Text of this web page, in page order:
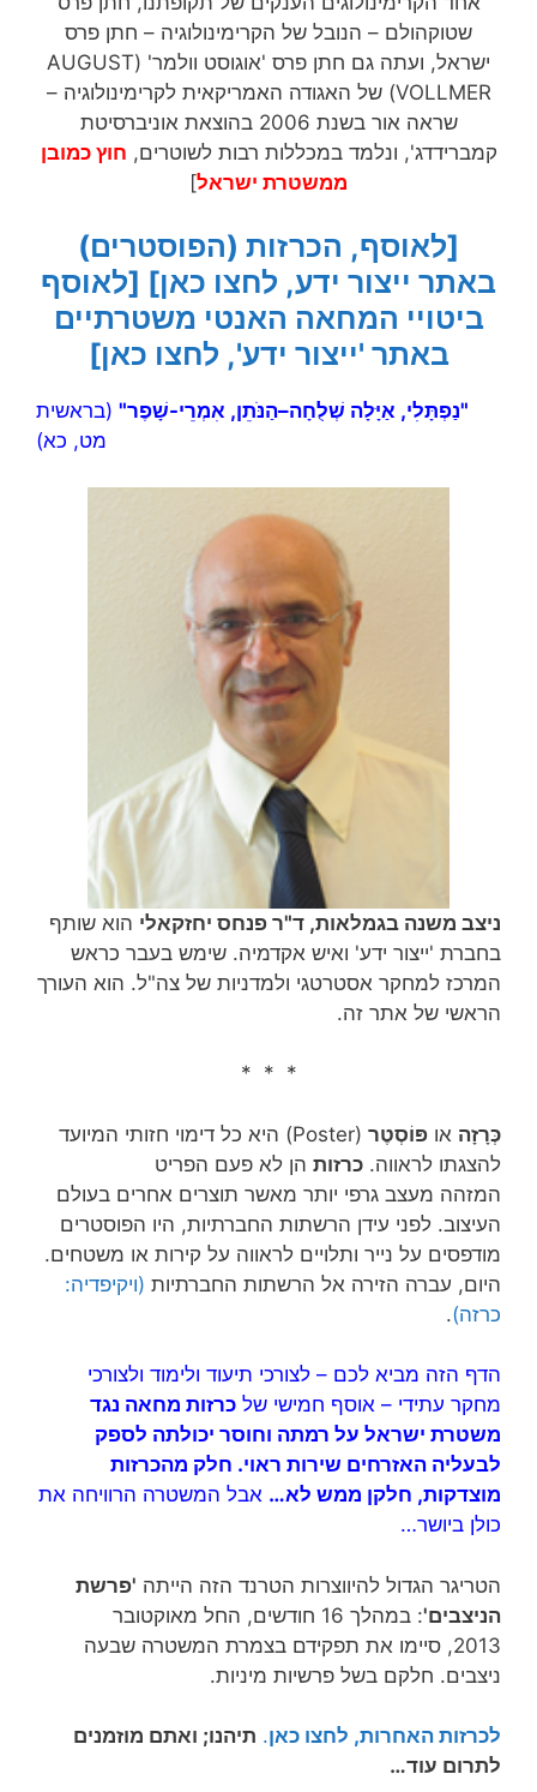
שטוקהולם – הנובל של הקרימינולוגיה – חתן פרס
ישראל, ועתה גם חתן פרס 'אוגוסט וולמר' (AUGUST
VOLLMER) של האגודה האמריקאית לקרימינולוגיה –
שראה אור בשנת 2006 בהוצאת אוניברסיטת
קמברידדג', ונלמד במכללות רבות לשוטרים, חוץ כמובן
ממשטרת ישראל]
[לאוסף, הכרזות (הפוסטרים)
באתר ייצור ידע, לחצו כאן] [לאוסף
ביטויי המחאה האנטי משטרתיים
באתר 'ייצור ידע', לחצו כאן]
"נַפְתָּלִי, אַיָּלָה שְׁלֻחָה–הַנֹּתֵן, אִמְרֵי-שָׁפֶר" (בראשית
מט, כא)
ניצב משנה בגמלאות, ד"ר פנחס יחזקאלי הוא שותף
בחברת 'ייצור ידע' ואיש אקדמיה. שימש בעבר כראש
המרכז למחקר אסטרטגי ולמדניות של צה"ל. הוא העורך
הראשי של אתר זה.
* * *
כְּרָזָה או פּוֹסְטֶר
(Poster) היא כל דימוי חזותי המיועד
להצגתו לראווה. כרזות הן לא פעם הפריט
המזהה מעצב גרפי יותר מאשר תוצרים אחרים בעולם
העיצוב. לפני עידן הרשתות החברתיות, היו הפוסטרים
מודפסים על נייר ותלויים לראווה על קירות או משטחים.
היום, עברה הזירה אל הרשתות החברתיות (ויקיפדיה:
כרזה).
הדף הזה מביא לכם – לצורכי תיעוד ולימוד ולצורכי
מחקר עתידי – אוסף חמישי של כרזות מחאה נגד
משטרת ישראל על רמתה וחוסר יכולתה לספק
לבעליה האזרחים שירות ראוי. חלק מהכרזות
מוצדקות, חלקן ממש לא… אבל המשטרה הרוויחה את
כולן ביושר…
הטריגר הגדול להיווצרות הטרנד הזה הייתה 'פרשת
הניצבים'
: במהלך 16 חודשים, החל מאוקטובר
2013, סיימו את תפקידם בצמרת המשטרה שבעה
ניצבים. חלקם בשל פרשיות מיניות.
לכרזות האחרות, לחצו כאן. תיהנו; ואתם מוזמנים
לתרום עוד…